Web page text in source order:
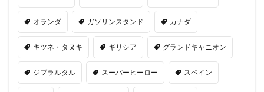
オランダ ガソリンスタンド カナダ
キツネ・タヌキ ギリシア グランドキャニオン
ジブラルタル スーパーヒーロー スペイン